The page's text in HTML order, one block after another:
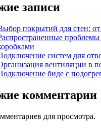
записи
покрытий для стен: от
систем для
вентиляции в
биде с
комментарии
для просмотра.